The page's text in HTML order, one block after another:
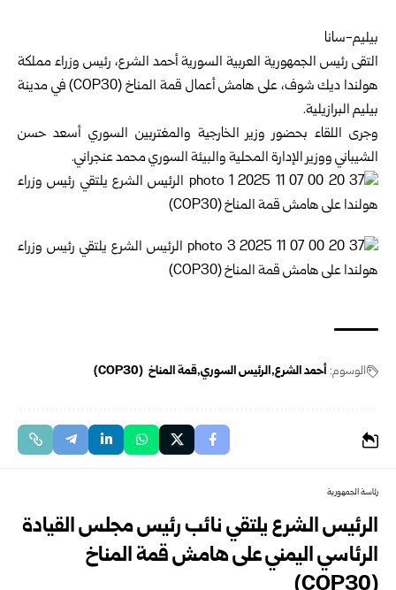
بيليم-سانا
التقى رئيس الجمهورية العربية السوريةأحمد الشرع، رئيس وزراء مملكة
هولندا ديك شوف، على هامش أعمال قمة المناخ (COP30) في مدينة
بيليم البرازيلية.
وجرى اللقاء بحضور وزير الخارجية والمغتربين السوري أسعد حسن
الشيباني ووزير الإدارة المحلية والبيئة السوريمحمد عنجراني.
الوسوم: أحمد الشرع الرئيس السوري قمة المناخ (COP30)
رئاسة الجمهورية
الرئيس الشرع يلتقي نائب رئيس مجلس القيادة
الرئاسي اليمني على هامش قمة المناخ